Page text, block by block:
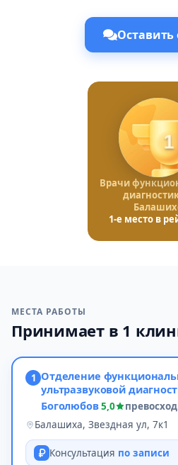
Оставить
1
Врачи
1-е место в
МЕСТА РАБОТЫ
Принимает в 1
1 Отделение
ультразвуковой
Боголюбов5,0
Балашиха, Звездная ул, 7к1
Консультация по записи